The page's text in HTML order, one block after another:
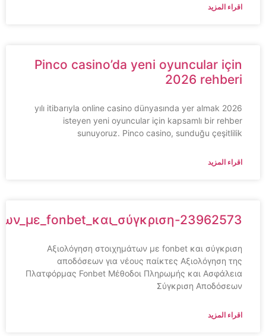
اقراء المزيد
Pinco casino’da yeni oyuncular için
2026 rehberi
2026 yılı itibarıyla online casino dünyasında yer almak
isteyen yeni oyuncular için kapsamlı bir rehber
sunuyoruz. Pinco casino, sunduğu çeşitlilik
اقراء المزيد
23962573
Αξιολόγηση στοιχημάτων με fonbet και σύγκριση
αποδόσεων για νέους παίκτες Αξιολόγηση της
Πλατφόρμας Fonbet Μέθοδοι Πληρωμής και Ασφάλεια
Σύγκριση Αποδόσεων
اقراء المزيد